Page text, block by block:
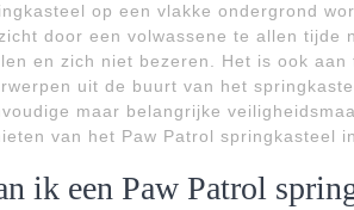
op een vlakke ondergrond
door een volwassene te allen tijde
en zich niet bezeren. Het is ook
uit de buurt van het
maar belangrijke
van het Paw Patrol springkasteel
ik een Paw Patrol